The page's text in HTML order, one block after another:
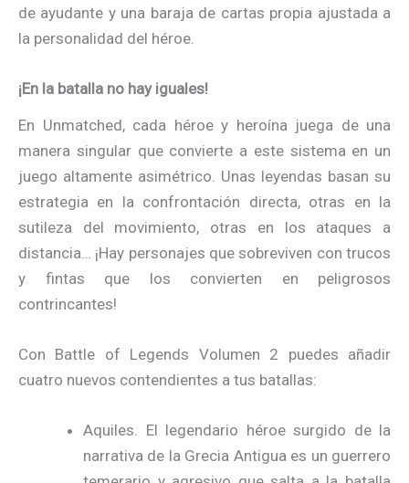
de ayudante y una baraja de cartas propia ajustada a
la personalidad del héroe.
¡En la batalla no hay iguales!
En Unmatched, cada héroe y heroína juega de una
manera singular que convierte a este sistema en un
juego altamente asimétrico. Unas leyendas basan su
estrategia en la confrontación directa, otras en la
sutileza del movimiento, otras en los ataques a
distancia… ¡Hay personajes que sobreviven con trucos
y fintas que los convierten en peligrosos
contrincantes!
Con Battle of Legends Volumen 2 puedes añadir
cuatro nuevos contendientes a tus batallas:
Aquiles. El legendario héroe surgido de la
narrativa de la Grecia Antigua es un guerrero